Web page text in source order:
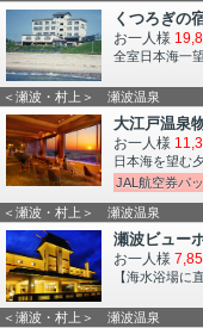
くつろぎ
お一人様
全室日本海一
＜瀬波・村上＞ 瀬波温泉
大江戸温泉
お一人様
日本海を望む
JAL航空券パ
＜瀬波・村上＞ 瀬波温泉
瀬波ビュー
お一人様
【海水浴場に
＜瀬波・村上＞ 瀬波温泉